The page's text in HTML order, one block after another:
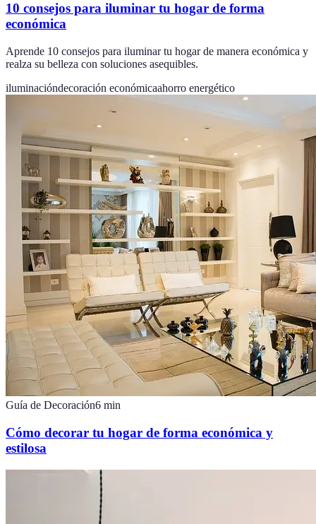
10 consejos para iluminar tu hogar de forma
económica
Aprende 10 consejos para iluminar tu hogar de manera económica y
realza su belleza con soluciones asequibles.
iluminacióndecoración económicaahorro energético
Guía de Decoración6 min
Cómo decorar tu hogar de forma económica y
estilosa